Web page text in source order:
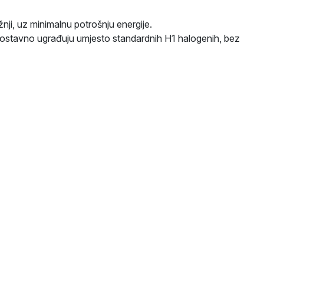
uz minimalnu potrošnju energije.
ugrađuju umjesto standardnih H1 halogenih, bez